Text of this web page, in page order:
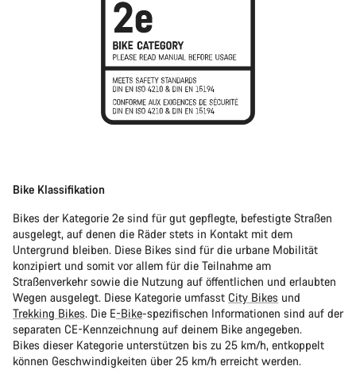
Bike Klassifikation
Bikes der Kategorie 2e sind für gut gepflegte, befestigte Straßen
ausgelegt, auf denen die Räder stets in Kontakt mit dem
Untergrund bleiben. Diese Bikes sind für die urbane Mobilität
konzipiert und somit vor allem für die Teilnahme am
Straßenverkehr sowie die Nutzung auf öffentlichen und erlaubten
Wegen ausgelegt. Diese Kategorie umfasst City Bikes und
Trekking Bikes. Die E-Bike-spezifischen Informationen sind auf der
separaten CE-Kennzeichnung auf deinem Bike angegeben.
Bikes dieser Kategorie unterstützen bis zu 25 km/h, entkoppelt
können Geschwindigkeiten über 25 km/h erreicht werden.